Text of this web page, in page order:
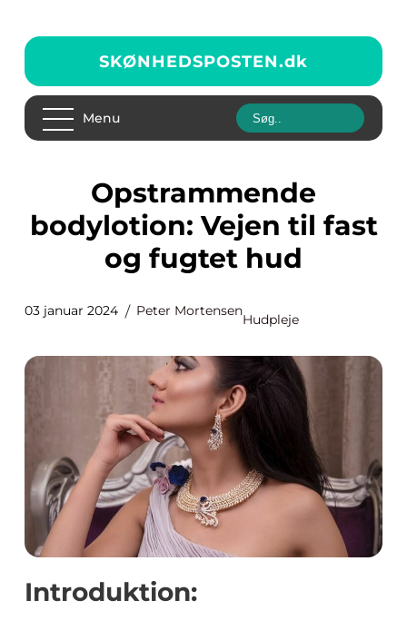
SKØNHEDSPOSTEN.dk
Menu
Opstrammende
bodylotion: Vejen til fast
og fugtet hud
03 januar 2024 Peter Mortensen
Hudpleje
Introduktion: